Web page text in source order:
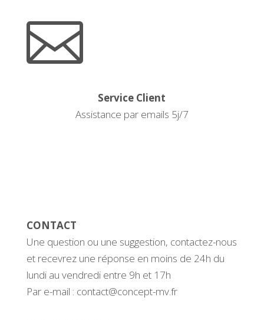

Service Client
Assistance par emails 5j/7
CONTACT
Une question ou une suggestion, contactez-nous
et recevrez une réponse en moins de 24h du
lundi au vendredi entre 9h et 17h
Par e-mail : contact@concept-mv.fr